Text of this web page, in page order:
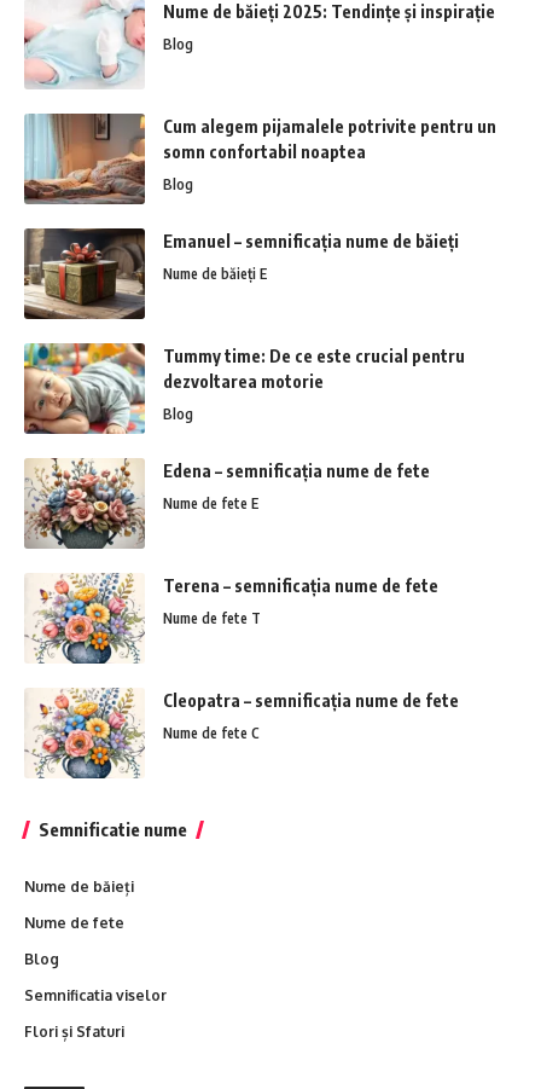
Nume de băieți 2025: Tendințe și inspirație
Blog
Cum alegem pijamalele potrivite pentru un
somn confortabil noaptea
Blog
Emanuel – semnificația nume de băieți
Nume de băieți E
Tummy time: De ce este crucial pentru
dezvoltarea motorie
Blog
Edena – semnificația nume de fete
Nume de fete E
Terena – semnificația nume de fete
Nume de fete T
Cleopatra – semnificația nume de fete
Nume de fete C
Semnificatie nume
Nume de băieți
Nume de fete
Blog
Semnificatia viselor
Flori și Sfaturi